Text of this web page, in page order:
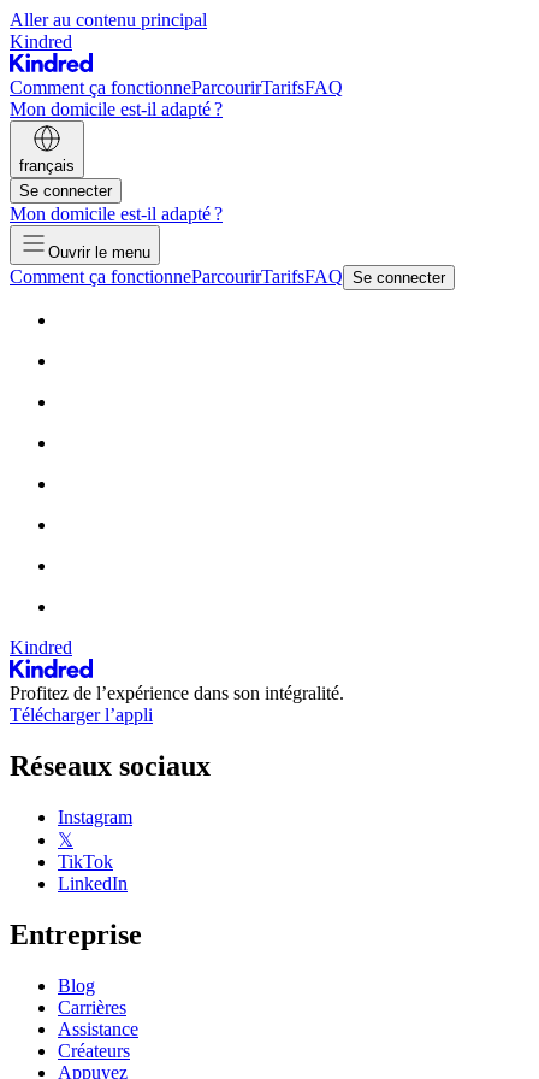
Aller au contenu principal
Kindred
Comment ça fonctionneParcourirTarifsFAQ
Mon domicile est-il adapté ?
français
Se connecter
Mon domicile est-il adapté ?
Ouvrir le menu
Comment ça fonctionneParcourirTarifsFAQ Se connecter
Kindred
Profitez de l’expérience dans son intégralité.
Télécharger l’appli
Réseaux sociaux
Instagram
𝕏
TikTok
LinkedIn
Entreprise
Blog
Carrières
Assistance
Créateurs
Appuyez